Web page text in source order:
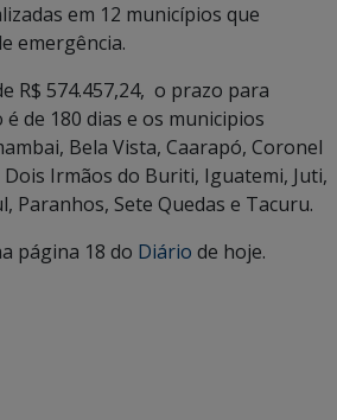
em 12 municípios que
emergência.
R$ 574.457,24, o prazo para
de 180 dias e os municipios
Bela Vista, Caarapó, Coronel
Dois Irmãos do Buriti, Iguatemi, Juti,
Paranhos, Sete Quedas e Tacuru.
página 18 do Diário de hoje.